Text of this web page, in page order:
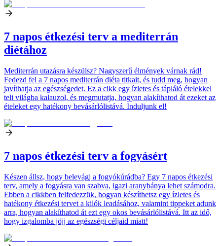
7 napos étkezési terv a mediterrán
diétához
Mediterrán utazásra készülsz? Nagyszerű élmények várnak rád!
Fedezd fel a 7 napos mediterrán diéta titkait, és tudd meg, hogyan
javíthatja az egészségedet. Ez a cikk egy ízletes és tápláló ételekkel
teli világba kalauzol, és megmutatja, hogyan alakíthatod át ezeket az
ételeket egy hatékony bevásárlólistává. Induljunk el!
7 napos étkezési terv a fogyásért
Készen állsz, hogy belevágj a fogyókúrádba? Egy 7 napos étkezési
terv, amely a fogyásra van szabva, igazi aranybánya lehet számodra.
Ebben a cikkben felfedezzük, hogyan készíthetsz egy ízletes és
hatékony étkezési tervet a kilók leadásához, valamint tippeket adunk
arra, hogyan alakíthatod át ezt egy okos bevásárlólistává. Itt az idő,
hogy izgalomba jöjj az egészségi céljaid miatt!